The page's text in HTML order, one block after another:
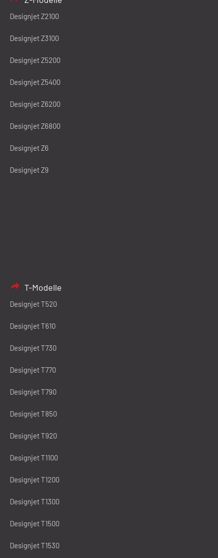
Designjet Z2100
Designjet Z3100
Designjet Z5200
Designjet Z5400
Designjet Z6200
Designjet Z6800
Designjet Z6
Designjet Z9
T-Modelle
Designjet T520
Designjet T610
Designjet T730
Designjet T770
Designjet T790
Designjet T850
Designjet T920
Designjet T1100
Designjet T1200
Designjet T1300
Designjet T1500
Designjet T1530